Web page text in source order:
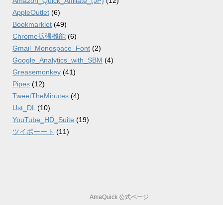
AppleOutlet (6)
Bookmarklet (49)
Chrome拡張機能 (6)
Gmail_Monospace_Font (2)
Google_Analytics_with_SBM (4)
Greasemonkey (41)
Pipes (12)
TweetTheMinutes (4)
Ust_DL (10)
YouTube_HD_Suite (19)
ツイポーート (11)
AmaQuick 公式ページ